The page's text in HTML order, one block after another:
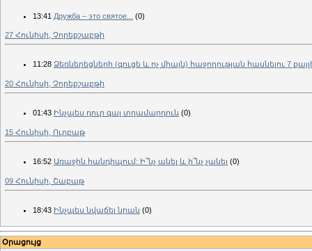
13:41 Дружба – это святое... (0)
27 Հունիսի, Չորեքշաբթի
11:28 Ձեռներեցների (գուցե և ոչ միայն) հաջողության հասնելու 7
20 Հունիսի, Չորեքշաբթի
01:43 Ինչպես դուր գալ տղամարդուն (0)
15 Հունիսի, Ուրբաթ
16:52 Առաջին հանդիպում: Ի՞նչ անել և ի՞նչ չանել (0)
09 Հունիսի, Շաբաթ
18:43 Ինչպես նվաճել նրան (0)
Օրացույց